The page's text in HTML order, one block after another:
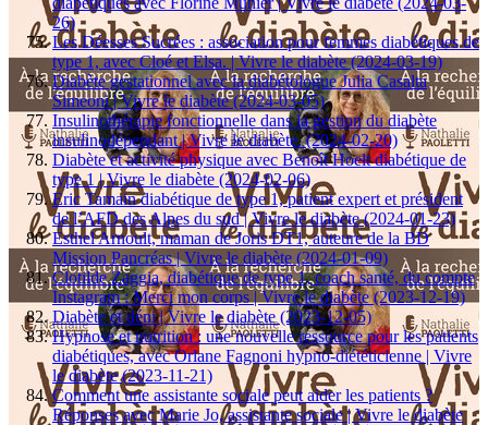
26)
Les Déesses Sucrées : association pour femmes diabétiques de
type 1, avec Cloé et Elsa. | Vivre le diabète (2024-03-19)
Diabète gestationnel avec la diabétologue Julia Casalta
Simeoni | Vivre le diabète (2024-03-05)
Insulinothérapie fonctionnelle dans la gestion du diabète
insulinodépendant | Vivre le diabète. (2024-02-20)
Diabète et activité physique avec Benoît Hoelt diabétique de
type 1 | Vivre le diabète (2024-02-06)
Eric Tamain diabétique de type 1, patient expert et président
de l’AFD des Alpes du sud | Vivre le diabète (2024-01-23)
Esthel Arnoult, maman de Joris DT1, auteure de la BD
Mission Pancréas | Vivre le diabète (2024-01-09)
Clotilde Zaggia, diabétique de type 1, coach santé, du compte
Instagram : Merci mon corps | Vivre le diabète (2023-12-19)
Diabète et déni | Vivre le diabète (2023-12-05)
Hypnose et nutrition : une nouvelle ressource pour les patients
diabétiques, avec Orlane Fagnoni hypno-diététicienne | Vivre
le diabète (2023-11-21)
Comment une assistante sociale peut aider les patients ?
Réponses avec Marie Jo, assistante sociale | Vivre le diabète